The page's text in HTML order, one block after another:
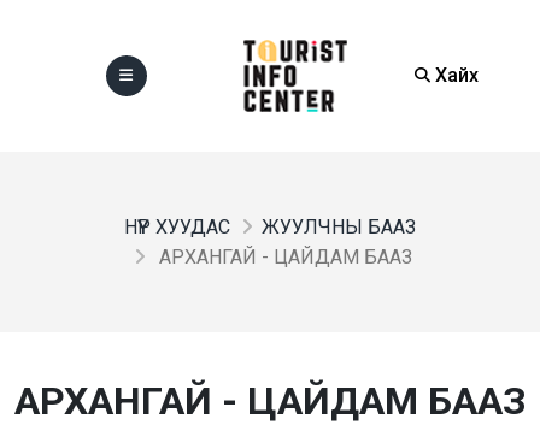
Хайх
НҮҮР ХУУДАС
ЖУУЛЧНЫ БААЗ
АРХАНГАЙ - ЦАЙДАМ БААЗ
АРХАНГАЙ - ЦАЙДАМ БААЗ